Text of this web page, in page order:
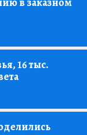
16 тыс.